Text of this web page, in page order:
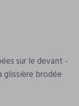
sur le devant -
brodée